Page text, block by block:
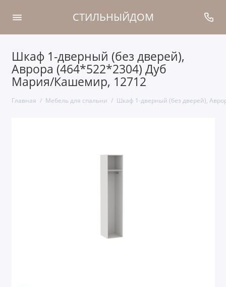
СТИЛЬНЫЙДОМ
Шкаф 1-дверный (без дверей),
Аврора (464*522*2304) Дуб
Мария/Кашемир, 12712
Главная Мебель для спальни Шкаф 1-дверный (без дверей),